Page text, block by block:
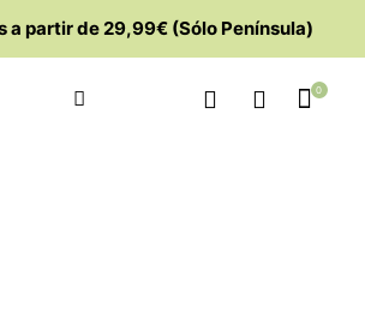
a partir de 29,99€ (Sólo Península)
0